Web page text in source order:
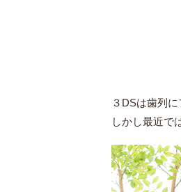
３DSは歯列
しかし最近で